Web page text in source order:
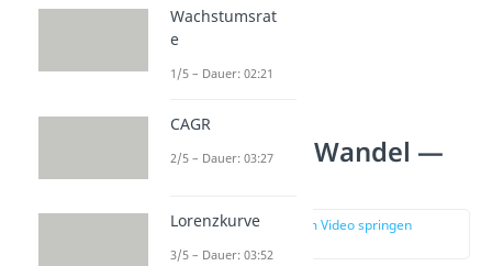
Struktureller Wandel —
Ursachen
zur Stelle im Video springen
Wachstumsrat
e
1/5 – Dauer: 02:21
CAGR
2/5 – Dauer: 03:27
Lorenzkurve
3/5 – Dauer: 03:52